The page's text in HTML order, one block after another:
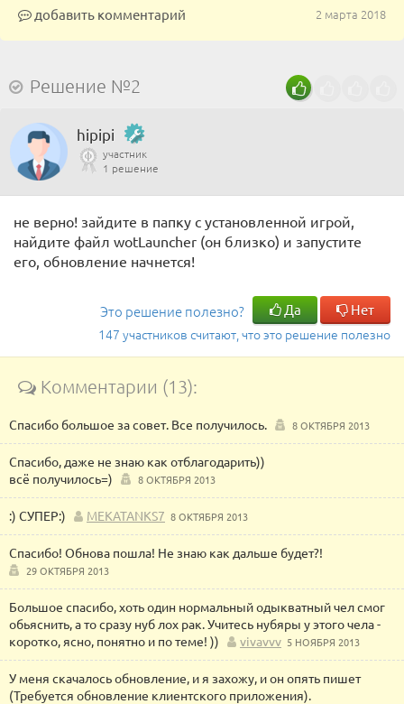
2 марта 2018
добавить комментарий
Решение №2
hipipi
участник
1 решение
не верно! зайдите в папку с установленной игрой,
найдите файл wotLauncher (он близко) и запустите
его, обновление начнется!
Это решение полезно? Да Нет
147 участников считают, что это решение полезно
Комментарии (13):
Спасибо большое за совет. Все получилось. 8 ОКТЯБРЯ 2013
Спасибо, даже не знаю как отблагодарить))
всё получилось=)
8 ОКТЯБРЯ 2013
:) СУПЕР:) MEKATANKS7 8 ОКТЯБРЯ 2013
Спасибо! Обнова пошла! Не знаю как дальше будет?!
29 ОКТЯБРЯ 2013
Большое спасибо, хоть один нормальный одыкватный чел смог
обьяснить, а то сразу нуб лох рак. Учитесь нубяры у этого чела -
коротко, ясно, понятно и по теме! ))
vivavvv 5 НОЯБРЯ 2013
У меня скачалось обновление, и я захожу, и он опять пишет
(Требуется обновление клиентского приложения).